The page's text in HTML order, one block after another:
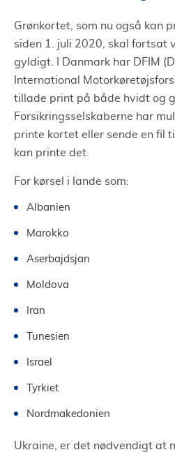
Grønkortet, som nu også kan
siden 1. juli 2020, skal
gyldigt. I Danmark har DFIM
International
tillade print på både hvidt og
Forsikringsselskaberne har
printe kortet eller sende en fil
kan printe det.
For kørsel i lande som:
Albanien
Marokko
Aserbajdsjan
Moldova
Iran
Tunesien
Israel
Tyrkiet
Nordmakedonien
Ukraine, er det nødvendigt at